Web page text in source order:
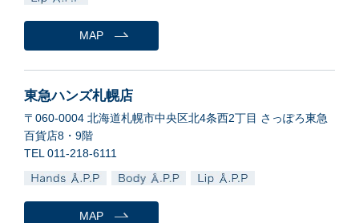
MAP
東急ハンズ札幌店
〒060-0004 北海道札幌市中央区北4条西2丁目 さっぽろ東急
百貨店8・9階
TEL 011-218-6111
MAP